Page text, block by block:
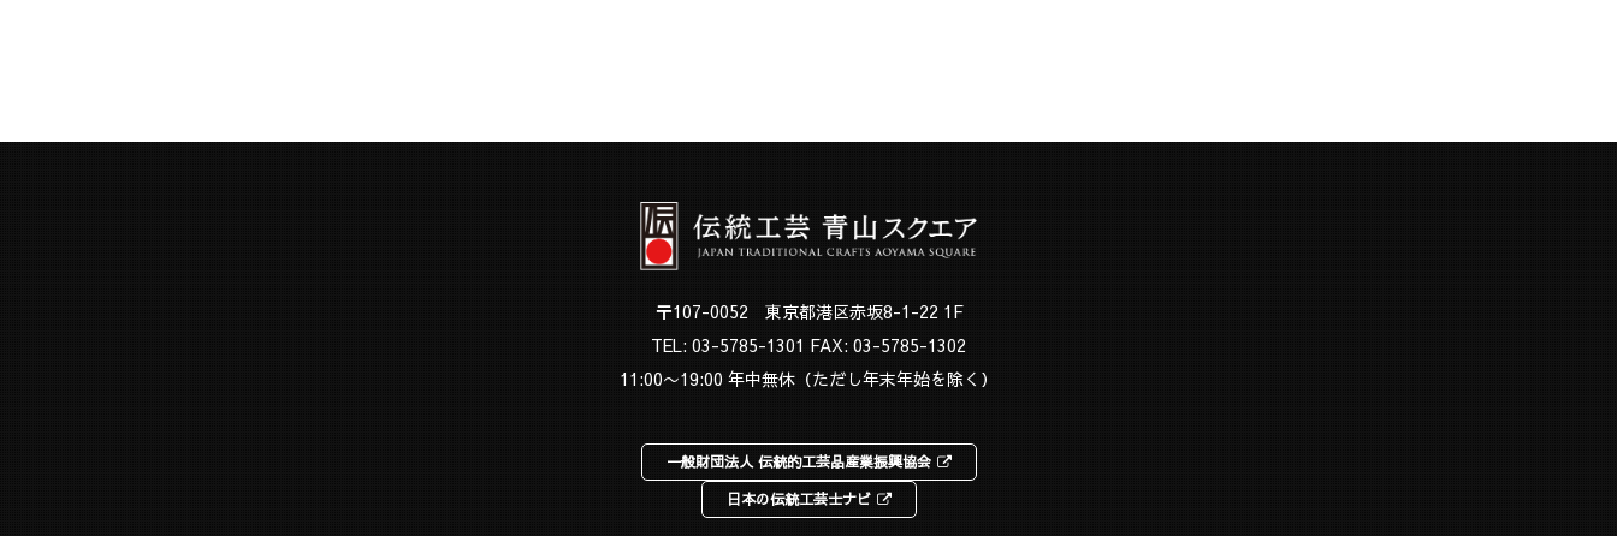
〒107-0052 東京都港区赤坂8-1-22 1F
TEL: 03-5785-1301 FAX: 03-5785-1302
11:00〜19:00 年中無休（ただし年末年始を除く）
一般財団法人 伝統的工芸品産業振興協会
日本の伝統工芸士ナビ